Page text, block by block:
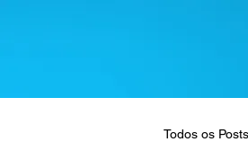
Todos os Posts